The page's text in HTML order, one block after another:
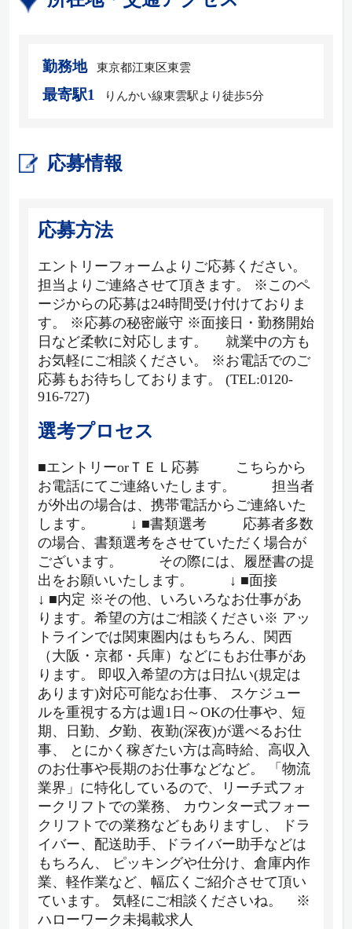
勤務地 東京都江東区東雲
最寄駅1 りんかい線東雲駅より徒歩5分
応募情報
応募方法
エントリーフォームよりご応募ください。
担当よりご連絡させて頂きます。 ※このペ
ージからの応募は24時間受け付けておりま
す。 ※応募の秘密厳守 ※面接日・勤務開始
日など柔軟に対応します。 就業中の方も
お気軽にご相談ください。 ※お電話でのご
応募もお待ちしております。 (TEL:0120-
916-727)
選考プロセス
■エントリーorＴＥＬ応募 こちらから
お電話にてご連絡いたします。 担当者
が外出の場合は、携帯電話からご連絡いた
します。 ↓ ■書類選考 応募者多数
の場合、書類選考をさせていただく場合が
ございます。 その際には、履歴書の提
出をお願いいたします。 ↓ ■面接
↓ ■内定 ※その他、いろいろなお仕事があ
ります。希望の方はご相談ください※ アッ
トラインでは関東圏内はもちろん、関西
（大阪・京都・兵庫）などにもお仕事があ
ります。 即収入希望の方は日払い(規定は
あります)対応可能なお仕事、 スケジュー
ルを重視する方は週1日～OKの仕事や、短
期、日勤、夕勤、夜勤(深夜)が選べるお仕
事、 とにかく稼ぎたい方は高時給、高収入
のお仕事や長期のお仕事などなど。 「物流
業界」に特化しているので、リーチ式フォ
ークリフトでの業務、 カウンター式フォー
クリフトでの業務などもありますし、 ドラ
イバー、配送助手、ドライバー助手などは
もちろん、 ピッキングや仕分け、倉庫内作
業、軽作業など、幅広くご紹介させて頂い
ています。 気軽にご相談くださいね。 ※
ハローワーク未掲載求人